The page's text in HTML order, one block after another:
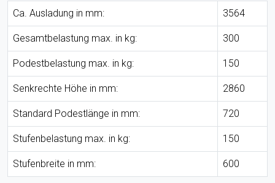
Ca. Ausladung in mm: 3564
Gesamtbelastung max. in kg: 300
Podestbelastung max. in kg: 150
Senkrechte Höhe in mm: 2860
Standard Podestlänge in mm: 720
Stufenbelastung max. in kg: 150
Stufenbreite in mm: 600